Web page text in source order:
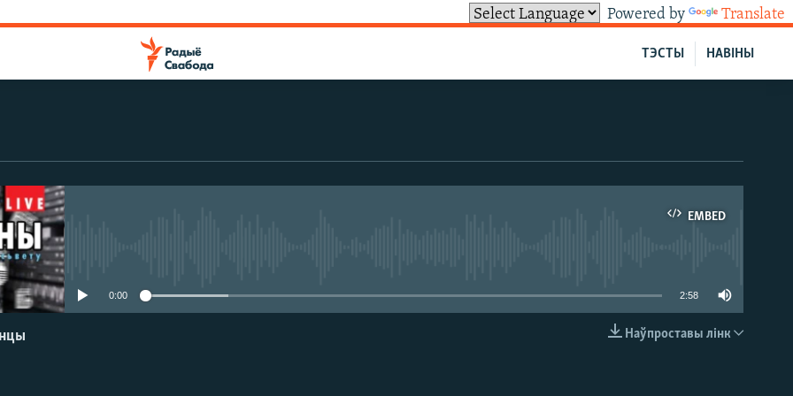
Powered by Translate
НАВІНЫ
ТЭСТЫ
EMBED
0:00 2:58
Наўпроставы лінк